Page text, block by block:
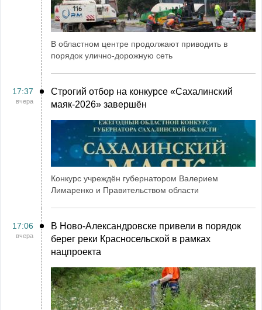
В областном центре продолжают приводить в
порядок улично-дорожную сеть
17:37
вчера
Строгий отбор на конкурсе «Сахалинский
маяк‑2026» завершён
Конкурс учреждён губернатором Валерием
Лимаренко и Правительством области
17:06
вчера
В Ново-Александровске привели в порядок
берег реки Красносельской в рамках
нацпроекта